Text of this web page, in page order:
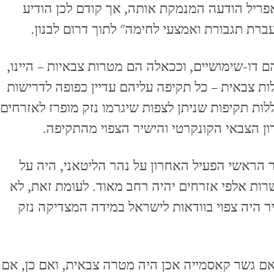
מייד לאחר התקיפה ב-16 באפריל הודעה המנמקת אותה, אך קודם לכן הודיע
תגבורת ואמצעי לחימה" לתוך דרום לבנון.
דו-שימושיים, וככאלה הם מטרות צבאיות – היינו,
צבאית – כל תקיפה עליהם עדיין כפופה לדרישות
תקיפות שניתן לצפות שיגרמו נזק מופרז לאזרחים
הצבאי הקונקרטי והישיר הצפוי מהתקיפה.
הפעיל האחרון על נהר הליטאני, היה על
אלפי אזרחים יהיה רחב מאוד. לעומת זאת, לא
היה צפוי בוודאות לישראל במידה המצדיקה נזק
גשר קאסמייה אכן היה מטרה צבאית, ואם כן, אם